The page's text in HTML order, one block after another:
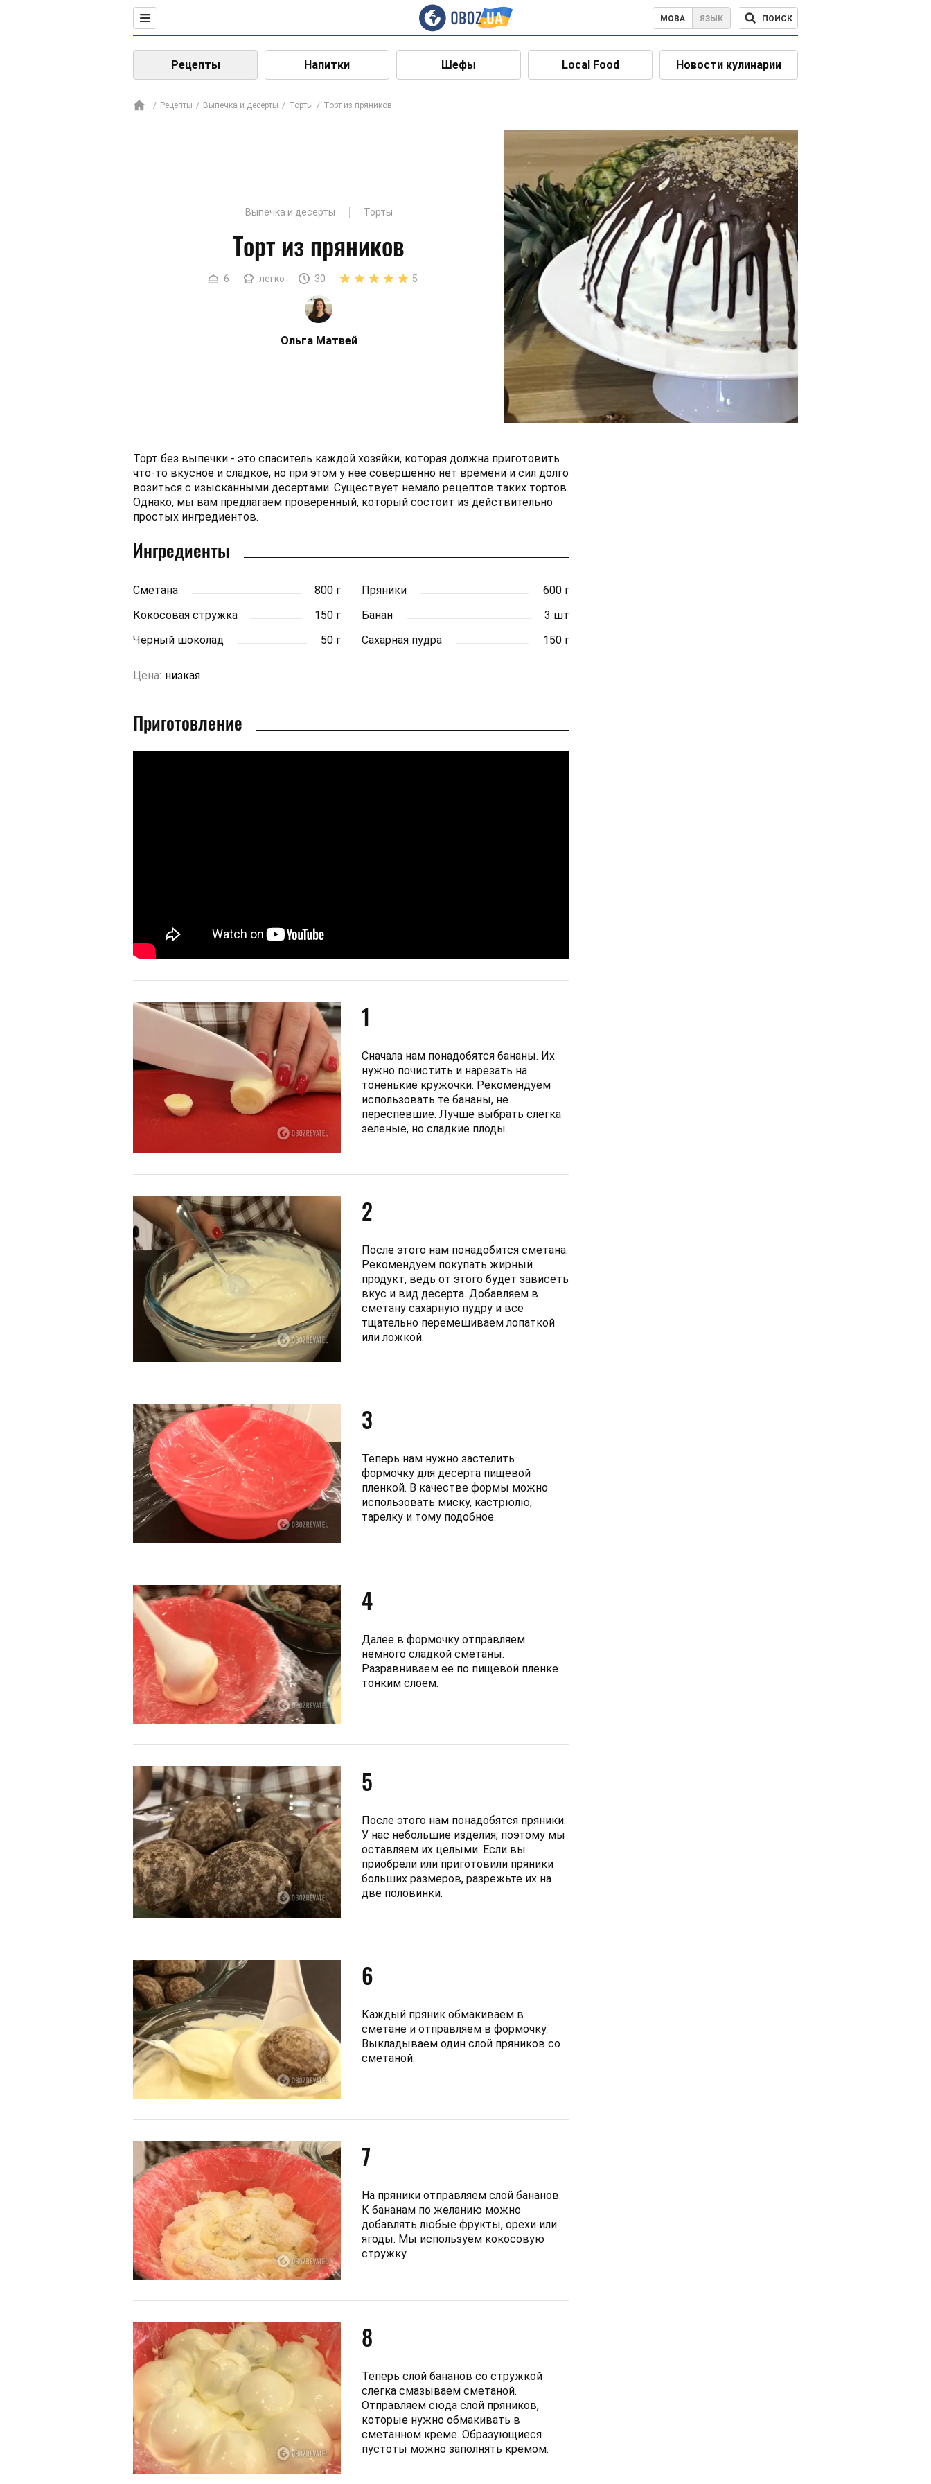
МОВА ЯЗЫК ПОИСК
Рецепты Напитки Шефы Local Food Новости кулинарии
Рецепты Выпечка и десерты Торты Торт из пряников
Выпечка и десерты Торты
Торт из пряников
6 легко 30 5
Ольга Матвей
Торт без выпечки - это спаситель каждой хозяйки, которая должна приготовить
что-то вкусное и сладкое, но при этом у нее совершенно нет времени и сил долго
возиться с изысканными десертами. Существует немало рецептов таких тортов.
Однако, мы вам предлагаем проверенный, который состоит из действительно
простых ингредиентов.
Ингредиенты
Сметана 800 г Пряники
600 г
Кокосовая стружка
150 г Банан
3 шт
Черный шоколад
50 г Сахарная пудра 150 г
Цена: низкая
Приготовление
1
Сначала нам понадобятся бананы. Их
нужно почистить и нарезать на
тоненькие кружочки. Рекомендуем
использовать те бананы, не
переспевшие. Лучше выбрать слегка
зеленые, но сладкие плоды.
2
После этого нам понадобится сметана.
Рекомендуем покупать жирный
продукт, ведь от этого будет зависеть
вкус и вид десерта. Добавляем в
сметану сахарную пудру и все
тщательно перемешиваем лопаткой
или ложкой.
3
Теперь нам нужно застелить
формочку для десерта пищевой
пленкой. В качестве формы можно
использовать миску, кастрюлю,
тарелку и тому подобное.
4
Далее в формочку отправляем
немного сладкой сметаны.
Разравниваем ее по пищевой пленке
тонким слоем.
5
После этого нам понадобятся пряники.
У нас небольшие изделия, поэтому мы
оставляем их целыми. Если вы
приобрели или приготовили пряники
больших размеров, разрежьте их на
две половинки.
6
Каждый пряник обмакиваем в
сметане и отправляем в формочку.
Выкладываем один слой пряников со
сметаной.
7
На пряники отправляем слой бананов.
К бананам по желанию можно
добавлять любые фрукты, орехи или
ягоды. Мы используем кокосовую
стружку.
8
Теперь слой бананов со стружкой
слегка смазываем сметаной.
Отправляем сюда слой пряников,
которые нужно обмакивать в
сметанном креме. Образующиеся
пустоты можно заполнять кремом.